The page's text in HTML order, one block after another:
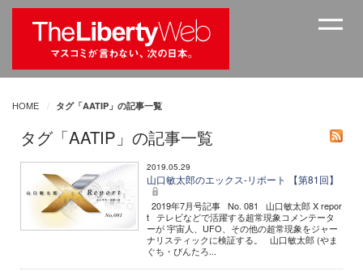
HOME タグ「AATIP」の記事一覧
タグ「AATIP」の記事一覧
2019.05.29
山口敏太郎のエックス-リポート 【第81回】
2019年7月号記事 No. 081 山口敏太郎 X repor
t テレビなどで活躍する超常現象コメンテータ
ーが 宇宙人、UFO、その他の超常現象をジャー
ナリスティックに検証する。 山口敏太郎 (やま
ぐち・びんたろ...